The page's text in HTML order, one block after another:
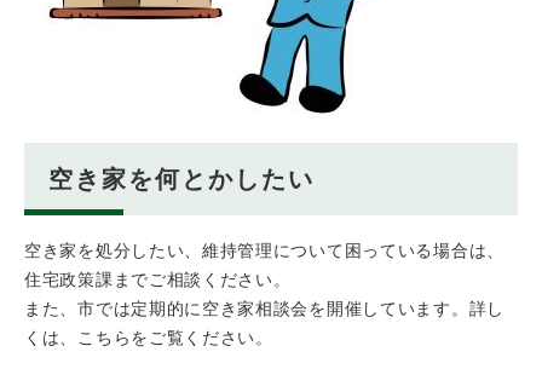
空き家を何とかしたい
空き家を処分したい、維持管理について困っている場合は、
住宅政策課までご相談ください。
また、市では定期的に空き家相談会を開催しています。詳し
くは、こちらをご覧ください。